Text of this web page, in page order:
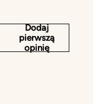
Dodaj
pierwszą
opinię